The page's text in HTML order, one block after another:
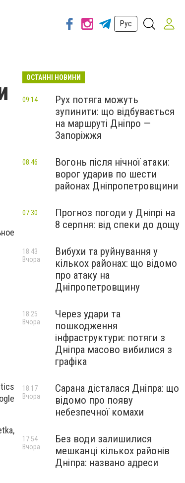
Рус
ОСТАННІ НОВИНИ
Рух потяга можуть
зупинити: що відбувається
на маршруті Дніпро —
Запоріжжя
09:14
Вогонь після нічної атаки:
ворог ударив по шести
районах Дніпропетровщини
08:46
Прогноз погоди у Дніпрі на
8 серпня: від спеки до дощу
07:30
Вибухи та руйнування у
кількох районах: що відомо
про атаку на
Дніпропетровщину
18:43
Вчора
Через удари та
пошкодження
інфраструктури: потяги з
Дніпра масово вибилися з
графіка
18:25
Вчора
Сарана дісталася Дніпра: що
відомо про появу
небезпечної комахи
18:17
Вчора
Без води залишилися
мешканці кількох районів
Дніпра: названо адреси
17:54
Вчора